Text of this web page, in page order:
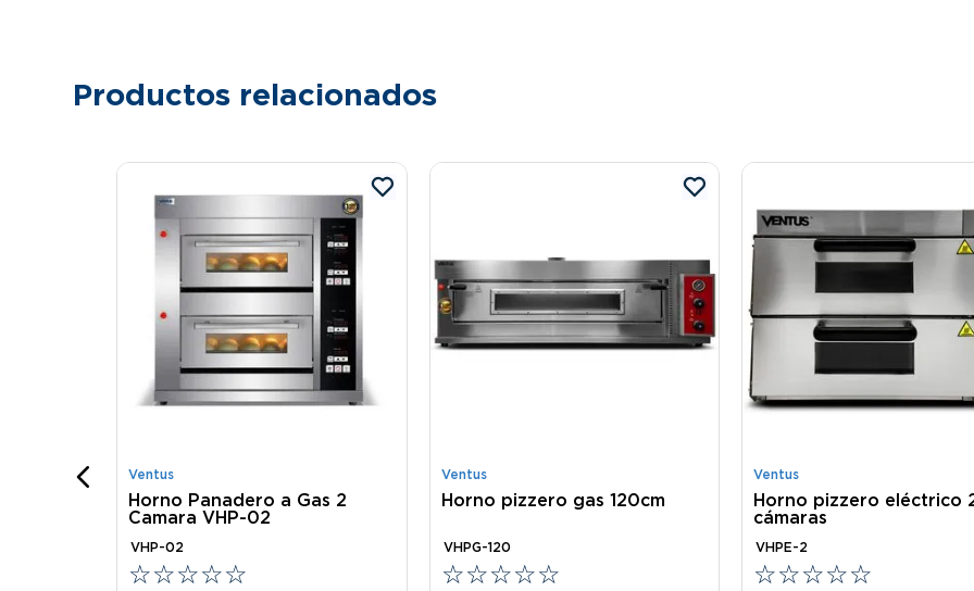
Productos relacionados
Ventus
Horno Panadero a Gas 2
Camara VHP-02
VHP-02
☆☆☆☆☆
Ventus
Horno pizzero gas 120cm
VHPG-120
☆☆☆☆☆
Ventus
Horno pizzero eléctrico
cámaras
VHPE-2
☆☆☆☆☆